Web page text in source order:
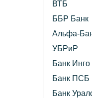
ВТБ
ББР Банк
Альфа-
УБРиР
Банк Инго
Банк ПСБ
Банк